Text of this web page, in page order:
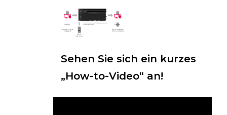
Sehen Sie sich ein kurzes
„How-to-Video“ an!